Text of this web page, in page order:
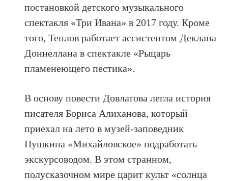
постановкой детского музыкального
спектакля «Три Ивана» в 2017 году. Кроме
того, Теплов работает ассистентом Деклана
Доннеллана в спектакле «Рыцарь
пламенеющего пестика».
В основу повести Довлатова легла история
писателя Бориса Алиханова, который
приехал на лето в музей-заповедник
Пушкина «Михайловское» подработать
экскурсоводом. В этом странном,
полусказочном мире царит культ «солнца